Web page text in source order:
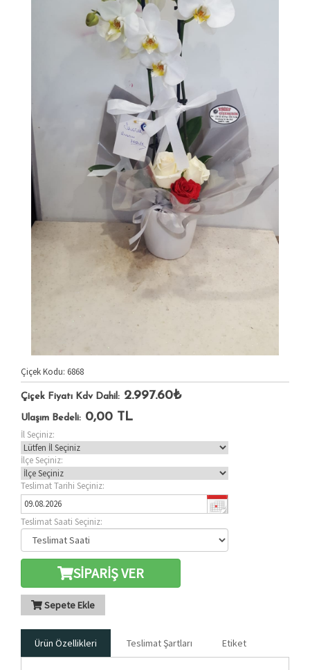
Çiçek Kodu: 6868
Çiçek Fiyatı Kdv Dahil: 2.997.60₺
Ulaşım Bedeli: 0,00 TL
İl Seçiniz:
İlçe Seçiniz:
Teslimat Tarihi Seçiniz:
Teslimat Saati Seçiniz:
SİPARİŞ VER
Sepete Ekle
Ürün Özellikleri Teslimat Şartları Etiket